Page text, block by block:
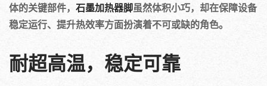
体的关键部件， 石墨加热器脚虽然体积小巧，却在保障设备
稳定运行、提升热效率方面扮演着不可或缺的角色。
耐超高温，稳定可靠